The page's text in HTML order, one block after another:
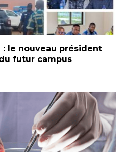
le nouveau président
futur campus